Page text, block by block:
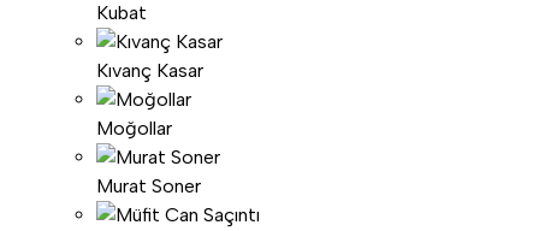
Kubat
Kıvanç Kasar
Moğollar
Murat Soner